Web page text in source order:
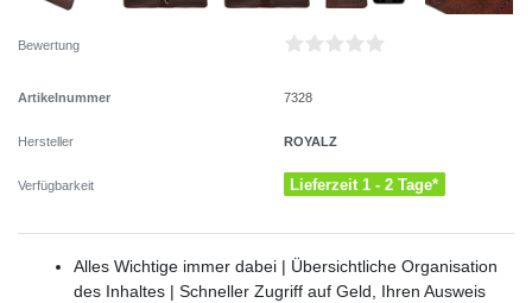
Bewertung
Artikelnummer 7328
Hersteller ROYALZ
Verfügbarkeit Lieferzeit 1 - 2 Tage*
Alles Wichtige immer dabei | Übersichtliche Organisation
des Inhaltes | Schneller Zugriff auf Geld, Ihren Ausweis